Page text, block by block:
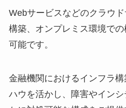
Webサービスなどのクラウ
構築、オンプレミス環境で
可能です。
金融機関におけるインフラ
ハウを活かし、障害やイン